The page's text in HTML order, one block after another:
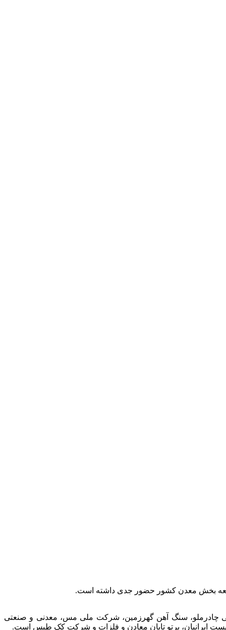
بخش معدن کشور حضور جدی داشته است.
چادرملو، سنگ آهن گهرزمین، شرکت ملی مس، معدنی و صنعتی
ایرانیان، پرتو تابان معادن و فلزات و شرکت کک طبس است.